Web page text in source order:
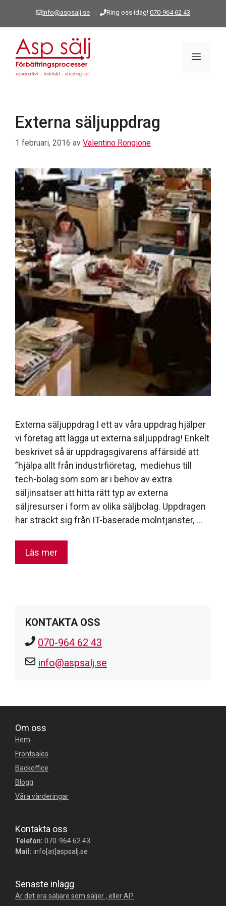
info@aspsalj.se Ring oss idag! 070-964 62 43
Meny
Externa säljuppdrag
1 februari, 2016 av Valentino Rongione
Externa säljuppdrag I ett av våra uppdrag hjälper
vi företag att lägga ut externa säljuppdrag! Enkelt
beskrivet så är uppdragsgivarens affärsidé att
”hjälpa allt från industrfiöretag, mediehus till
tech-bolag som som är i behov av extra
säljinsatser att hitta rätt typ av externa
säljresurser i form av olika säljbolag. Uppdragen
har sträckt sig från IT-baserade molntjänster, …
Läs mer
KONTAKTA OSS
070-964 62 43
info@aspsalj.se
Om oss
Hem
Frontsales
Backoffice
Blogg
Våra värderingar
Kontakta oss
Telefon: 070-964 62 43
Mail: info[at]aspsalj.se
Senaste inlägg
Är det era säljare som säljer , eller AI?